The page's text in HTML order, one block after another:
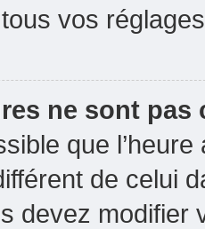
vos
ne sont pas
que
de celui
devez modifier